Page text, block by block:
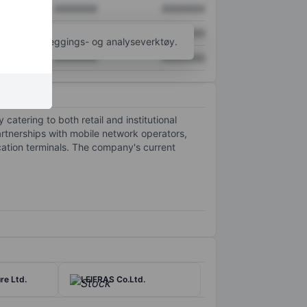
XXXXXXX XXXXXXX
flere kartleggings- og analyseverktøy.
catering to both retail and institutional
with mobile network operators,
terminals. The company's current
Ltd. LEIFRAS Co.Ltd.